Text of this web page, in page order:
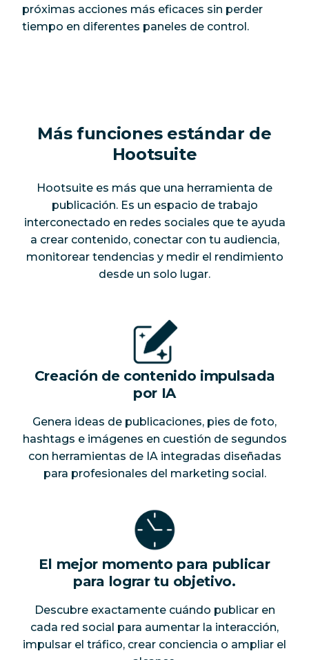
próximas acciones más eficaces sin perder
tiempo en diferentes paneles de control.
Más funciones estándar de
Hootsuite
Hootsuite es más que una herramienta de
publicación. Es un espacio de trabajo
interconectado en redes sociales que te ayuda
a crear contenido, conectar con tu audiencia,
monitorear tendencias y medir el rendimiento
desde un solo lugar.
Creación de contenido impulsada
por IA
Genera ideas de publicaciones, pies de foto,
hashtags e imágenes en cuestión de segundos
con herramientas de IA integradas diseñadas
para profesionales del marketing social.
El mejor momento para publicar
para lograr tu objetivo.
Descubre exactamente cuándo publicar en
cada red social para aumentar la interacción,
impulsar el tráfico, crear conciencia o ampliar el